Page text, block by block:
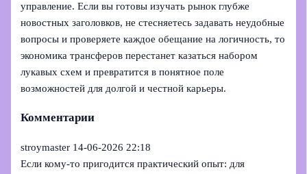
управление. Если вы готовы изучать рынок глубже
новостных заголовков, не стесняетесь задавать неудобные
вопросы и проверяете каждое обещание на логичность, то
экономика трансферов перестанет казаться набором
лукавых схем и превратится в понятное поле
возможностей для долгой и честной карьеры.
Комментарии
stroymaster 14-06-2026 22:18
Если кому-то пригодится практический опыт: для